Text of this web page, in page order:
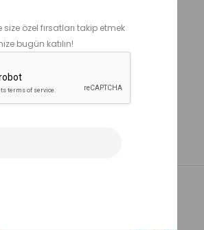
özel fırsatları takip etmek
bugün katılın!